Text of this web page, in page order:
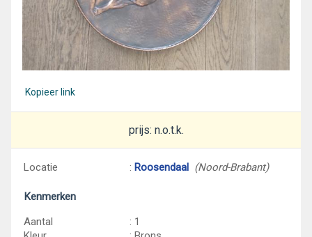
Kopieer link
prijs: n.o.t.k.
Locatie : Roosendaal (Noord-Brabant)
Kenmerken
Aantal
: 1